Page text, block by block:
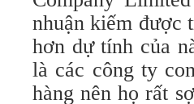
nhuận kiếm được
hơn dự tính của
là các công ty
hàng nên họ rất